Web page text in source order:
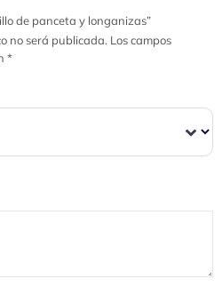
de panceta y longanizas”
no será publicada. Los campos
*